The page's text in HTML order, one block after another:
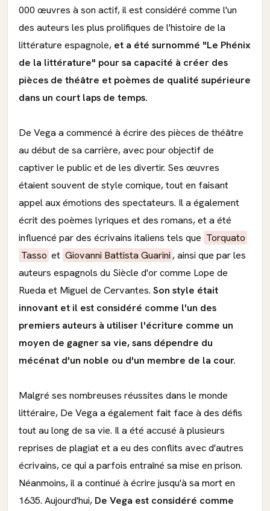
000 œuvres à son actif, il est considéré comme l'un
des auteurs les plus prolifiques de l'histoire de la
littérature espagnole, et a été surnommé "Le Phénix
de la littérature" pour sa capacité à créer des
pièces de théâtre et poèmes de qualité supérieure
dans un court laps de temps.
De Vega a commencé à écrire des pièces de théâtre
au début de sa carrière, avec pour objectif de
captiver le public et de les divertir. Ses œuvres
étaient souvent de style comique, tout en faisant
appel aux émotions des spectateurs. Il a également
écrit des poèmes lyriques et des romans, et a été
influencé par des écrivains italiens tels que Torquato
Tasso et Giovanni Battista Guarini , ainsi que par les
auteurs espagnols du Siècle d'or comme Lope de
Rueda et Miguel de Cervantes. Son style était
innovant et il est considéré comme l'un des
premiers auteurs à utiliser l'écriture comme un
moyen de gagner sa vie, sans dépendre du
mécénat d'un noble ou d'un membre de la cour.
Malgré ses nombreuses réussites dans le monde
littéraire, De Vega a également fait face à des défis
tout au long de sa vie. Il a été accusé à plusieurs
reprises de plagiat et a eu des conflits avec d'autres
écrivains, ce qui a parfois entraîné sa mise en prison.
Néanmoins, il a continué à écrire jusqu'à sa mort en
1635. Aujourd'hui, De Vega est considéré comme